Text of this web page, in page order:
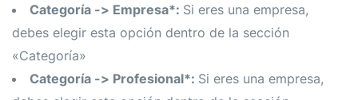
Categoría -> Empresa*: Si eres una empresa,
debes elegir esta opción dentro de la sección
«Categoría»
Categoría -> Profesional*: Si eres una empresa,